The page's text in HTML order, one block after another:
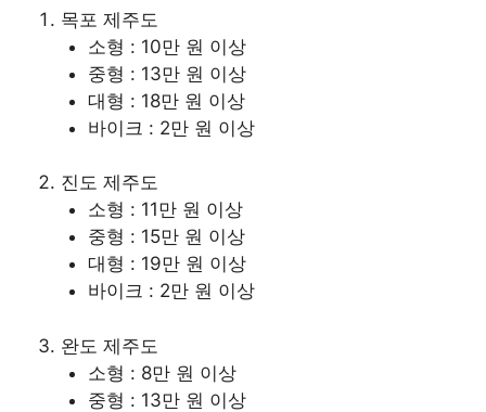
목포 제주도
소형 : 10만 원 이상
중형 : 13만 원 이상
대형 : 18만 원 이상
바이크 : 2만 원 이상
진도 제주도
소형 : 11만 원 이상
중형 : 15만 원 이상
대형 : 19만 원 이상
바이크 : 2만 원 이상
완도 제주도
소형 : 8만 원 이상
중형 : 13만 원 이상